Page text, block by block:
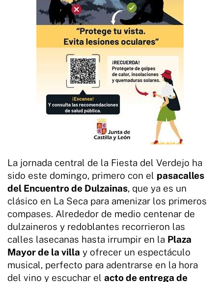
La jornada central de la Fiesta del Verdejo ha
sido este domingo, primero con el pasacalles
del Encuentro de Dulzainas, que ya es un
clásico en La Seca para amenizar los primeros
compases. Alrededor de medio centenar de
dulzaineros y redoblantes recorrieron las
calles lasecanas hasta irrumpir en la Plaza
Mayor de la villa y ofrecer un espectáculo
musical, perfecto para adentrarse en la hora
del vino y escuchar el acto de entrega de